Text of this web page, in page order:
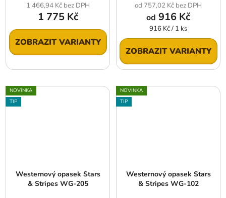
1 466,94 Kč bez DPH
1 775 Kč
ZOBRAZIT VARIANTY
od 757,02 Kč bez DPH
od 916 Kč
Měrná
cena:
916 Kč / 1 ks
ZOBRAZIT VARIANTY
NOVINKA
TIP
Westernový opasek Stars
& Stripes WG-205
NOVINKA
TIP
Westernový opasek Stars
& Stripes WG-102